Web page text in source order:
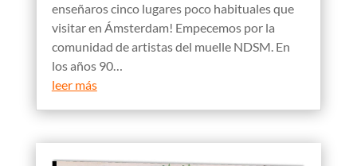
enseñaros cinco lugares poco habituales que
visitar en Ámsterdam! Empecemos por la
comunidad de artistas del muelle NDSM. En
los años 90…
leer más